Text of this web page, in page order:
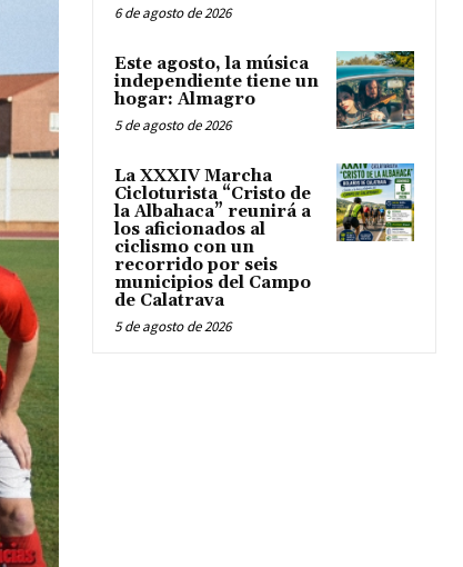
6 de agosto de 2026
Este agosto, la música
independiente tiene un
hogar: Almagro
5 de agosto de 2026
La XXXIV Marcha
Cicloturista “Cristo de
la Albahaca” reunirá a
los aficionados al
ciclismo con un
recorrido por seis
municipios del Campo
de Calatrava
5 de agosto de 2026